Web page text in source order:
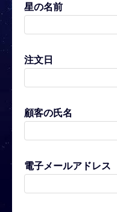
星の名前
注文日
顧客の氏名
電子メールアドレス